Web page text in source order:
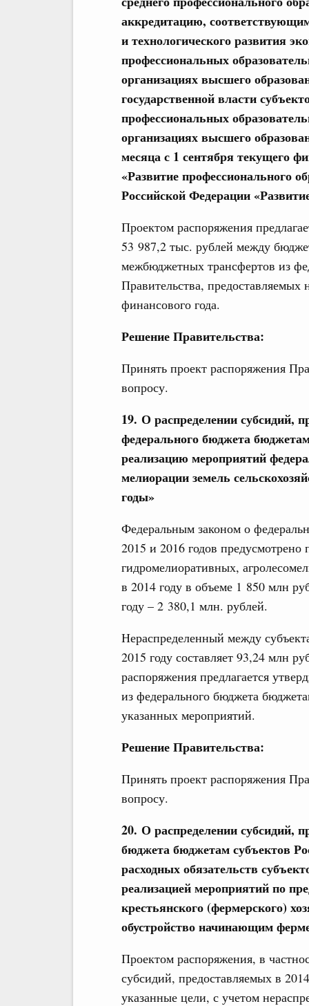
аккредитацию,
и технологического развития
профессиональных
организациях высшего
государственной власти
профессиональных
организациях высшего
месяца с 1 сентября текущего
«Развитие профессионального
Российской Федерации
Проектом распоряжения
53 987,2 тыс. рублей между
межбюджетных трансфертов из
Правительства, предоставляемых
финансового года.
Решение Правительства:
Принять проект распоряжения
вопросу.
19. О распределении субсидий,
федерального бюджета
реализацию мероприятий
мелиорации земель
годы»
Федеральным законом о
2015 и 2016 годов
гидромелиоративных,
в 2014 году в объеме 1 850 млн
году – 2 380,1 млн. рублей.
Нераспределенный между
2015 году составляет 93,24 млн
распоряжения предлагается
из федерального бюджета
указанных мероприятий.
Решение Правительства:
Принять проект распоряжения
вопросу.
20. О распределении субсидий,
бюджета бюджетам субъектов
расходных обязательств
реализацией мероприятий по
крестьянского (фермерского)
обустройство начинающим
Проектом распоряжения, в
субсидий, предоставляемых в
указанные цели, с учетом